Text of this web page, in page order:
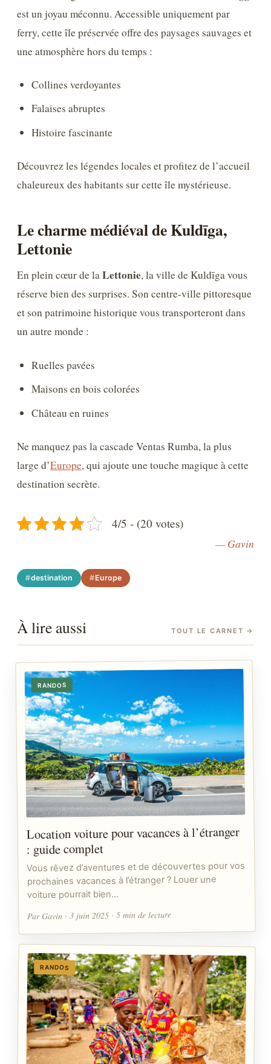
est un joyau méconnu. Accessible uniquement par
ferry, cette île préservée offre des paysages sauvages et
une atmosphère hors du temps :
Collines verdoyantes
Falaises abruptes
Histoire fascinante
Découvrez les légendes locales et profitez de l’accueil
chaleureux des habitants sur cette île mystérieuse.
Le charme médiéval de Kuldīga,
Lettonie
En plein cœur de laLettonie, la ville de Kuldīga vous
réserve bien des surprises. Son centre-ville pittoresque
et son patrimoine historique vous transporteront dans
un autre monde :
Ruelles pavées
Maisons en bois colorées
Château en ruines
Ne manquez pas la cascade Ventas Rumba, la plus
large d’Europe, qui ajoute une touche magique à cette
destination secrète.
4/5 - (20 votes)
— Gavin
destination Europe
À lire aussi TOUT LE CARNET →
RANDOS
Location voiture pour vacances à l’étranger
: guide complet
Vous rêvez d’aventures et de découvertes pour vos
prochaines vacances à l’étranger ? Louer une
voiture pourrait bien…
Par Gavin · 3 juin 2025 · 5 min de lecture
RANDOS